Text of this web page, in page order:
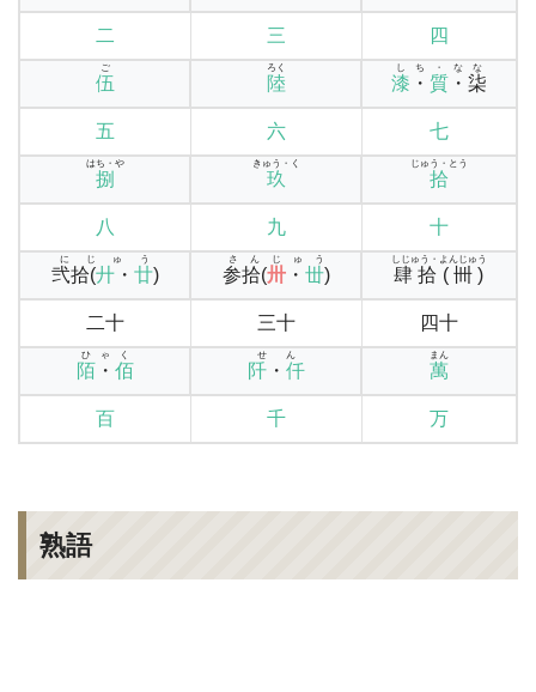
二 三 四
伍
ご
陸
ろく
漆 ・ 質 ・柒
しち・なな
五 六 七
捌
はち・や
玖
きゅう・く
拾
じゅう・とう
八 九 十
弐拾(廾・ 廿)
にじゅう
参拾(卅・ 丗)
さんじゅう
肆拾(卌)
しじゅう・よんじゅう
二十 三十 四十
陌・ 佰
ひゃく
阡・ 仟
せん
萬
まん
百 千 万
熟語